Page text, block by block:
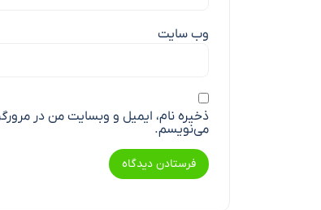
وب‌ سایت
ذخیره نام، ایمیل و وبسایت من در
می‌نویسم.